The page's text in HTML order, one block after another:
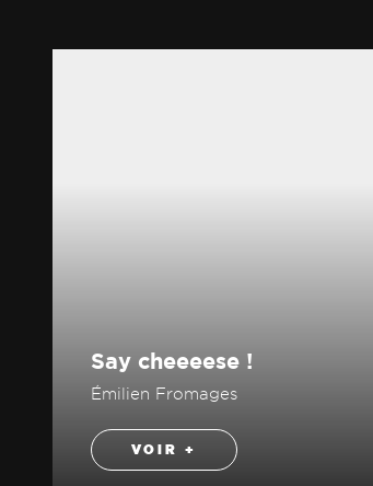
Say cheeeese !
Émilien Fromages
VOIR +